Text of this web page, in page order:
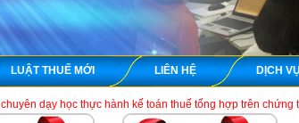
LUẬT THUẾ MỚI LIÊN HỆ DỊCH
thực hành kế toán thuế tổng hợp trên chứng từ thực tế và